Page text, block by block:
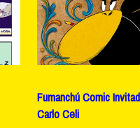
Fumanchú Comic
Carlo Celi